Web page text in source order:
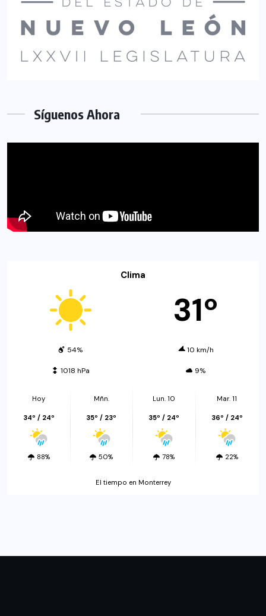
Síguenos Ahora
Clima
31º
54% 10 km/h
1018 hPa 9%
Hoy
34º / 24º
88%
Mñn.
35º / 23º
50%
Lun. 10
35º / 24º
78%
Mar. 11
36º / 24º
22%
El tiempo en Monterrey